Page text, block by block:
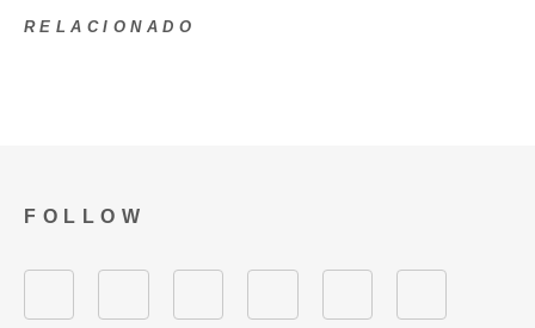
RELACIONADO
FOLLOW